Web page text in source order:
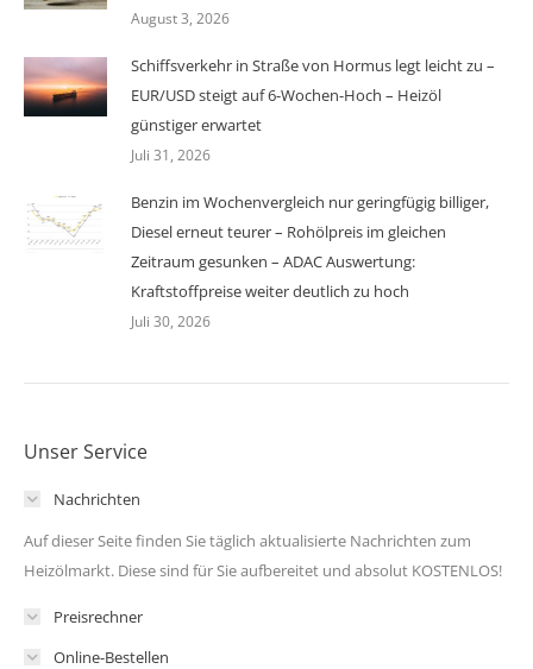
August 3, 2026
Schiffsverkehr in Straße von Hormus legt leicht zu –
EUR/USD steigt auf 6-Wochen-Hoch – Heizöl
günstiger erwartet
Juli 31, 2026
Benzin im Wochenvergleich nur geringfügig billiger,
Diesel erneut teurer – Rohölpreis im gleichen
Zeitraum gesunken – ADAC Auswertung:
Kraftstoffpreise weiter deutlich zu hoch
Juli 30, 2026
Unser Service
Nachrichten
Auf dieser Seite finden Sie täglich aktualisierte Nachrichten zum
Heizölmarkt. Diese sind für Sie aufbereitet und absolut KOSTENLOS!
Preisrechner
Online-Bestellen